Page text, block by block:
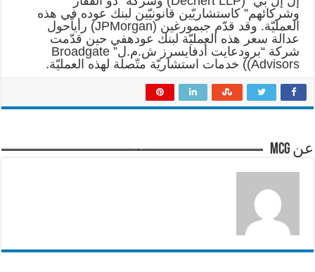
وشركائهم” كاستشاريّين قانونيّين لبنك عوده في هذه
العمليّة. وقد قدّم جبمورغين (JPMorgan) رأياًحول
عدالة سعر هذه العمليّة لبنك عودهفي حين قدّمت
شركة “برودعايت أدفايسرز ش.م.ل” Broadgate
Advisors)) خدمات استشاريّة متّصلة لهذه العمليّة.
عن mcg